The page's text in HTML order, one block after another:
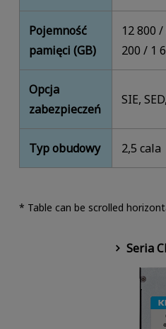
Pojemność
pamięci (GB)
12 800
200 / 1
Opcja
zabezpieczeń
SIE,
Typ obudowy 2,5 cala
* Table can be scrolled
Seria